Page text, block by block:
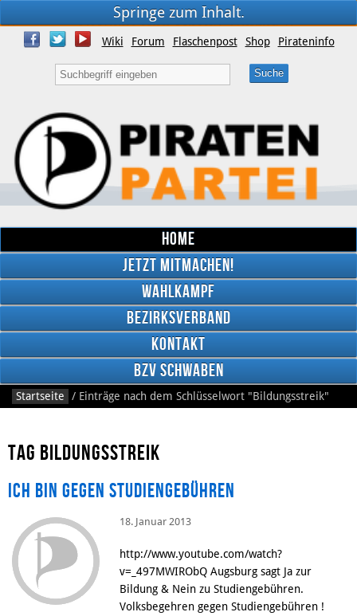
Springe zum Inhalt.
Facebook
Wiki Forum Flaschenpost Shop Pirateninfo
Home
Jetzt mitmachen!
Wahlkampf
Bezirksverband
Kontakt
BzV Schwaben
Startseite / Einträge nach dem Schlüsselwort "Bildungsstreik"
Tag Bildungsstreik
Ich bin gegen Studiengebühren
18. Januar 2013
http://www.youtube.com/watch?
v=_497MWIRObQ Augsburg sagt Ja zur
Bildung & Nein zu Studiengebühren.
Volksbegehren gegen Studiengebühren !